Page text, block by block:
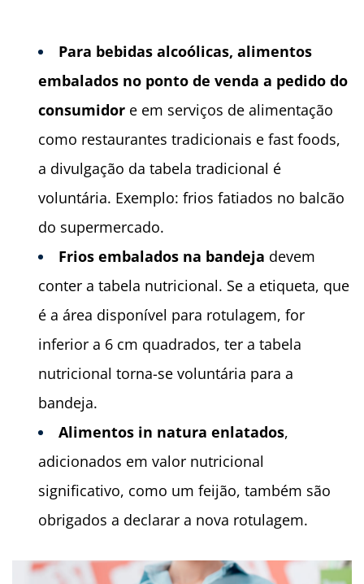
Para bebidas alcoólicas, alimentos
embalados no ponto de venda a pedido do
consumidor e em serviços de alimentação
como restaurantes tradicionais e fast foods,
a divulgação da tabela tradicional é
voluntária. Exemplo: frios fatiados no balcão
do supermercado.
Frios embalados na bandeja devem
conter a tabela nutricional. Se a etiqueta, que
é a área disponível para rotulagem, for
inferior a 6 cm quadrados, ter a tabela
nutricional torna-se voluntária para a
bandeja.
Alimentos in natura enlatados,
adicionados em valor nutricional
significativo, como um feijão, também são
obrigados a declarar a nova rotulagem.